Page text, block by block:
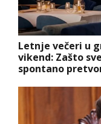
Letnje večeri u
vikend: Zašto
spontano